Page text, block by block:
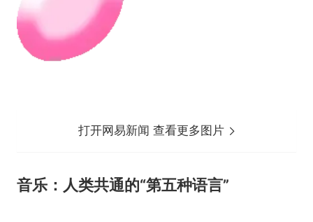
打开网易新闻 查看更多图片
音乐：人类共通的“第五种语言”